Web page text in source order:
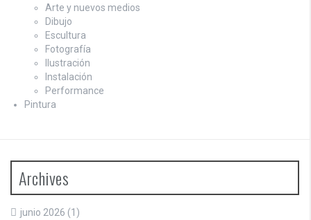
Arte y nuevos medios
Dibujo
Escultura
Fotografía
Ilustración
Instalación
Performance
Pintura
Archives
junio 2026 (1)